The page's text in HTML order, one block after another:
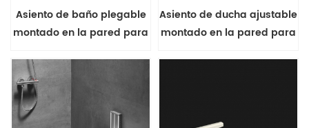
Asiento de baño plegable
montado en la pared para
Asiento de ducha ajustable
montado en la pared para